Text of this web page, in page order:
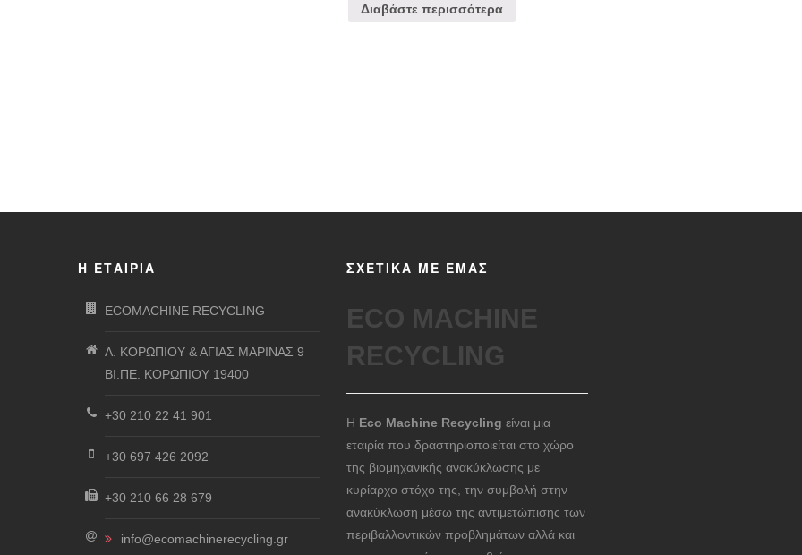
Διαβάστε περισσότερα
Η ΕΤΑΙΡΊΑ
ECOMACHINE RECYCLING
Λ. ΚΟΡΩΠΙΟΥ & ΑΓΙΑΣ ΜΑΡΙΝΑΣ 9
ΒΙ.ΠΕ. ΚΟΡΩΠΙΟΥ 19400
+30 210 22 41 901
+30 697 426 2092
+30 210 66 28 679
info@ecomachinerecycling.gr
ΣΧΕΤΙΚΑ ΜΕ ΕΜΑΣ
ECO MACHINE
RECYCLING
Η Eco Machine Recycling είναι μια
εταιρία που δραστηριοποιείται στο χώρο
της βιομηχανικής ανακύκλωσης με
κυρίαρχο στόχο της, την συμβολή στην
ανακύκλωση μέσω της αντιμετώπισης των
περιβαλλοντικών προβλημάτων αλλά και